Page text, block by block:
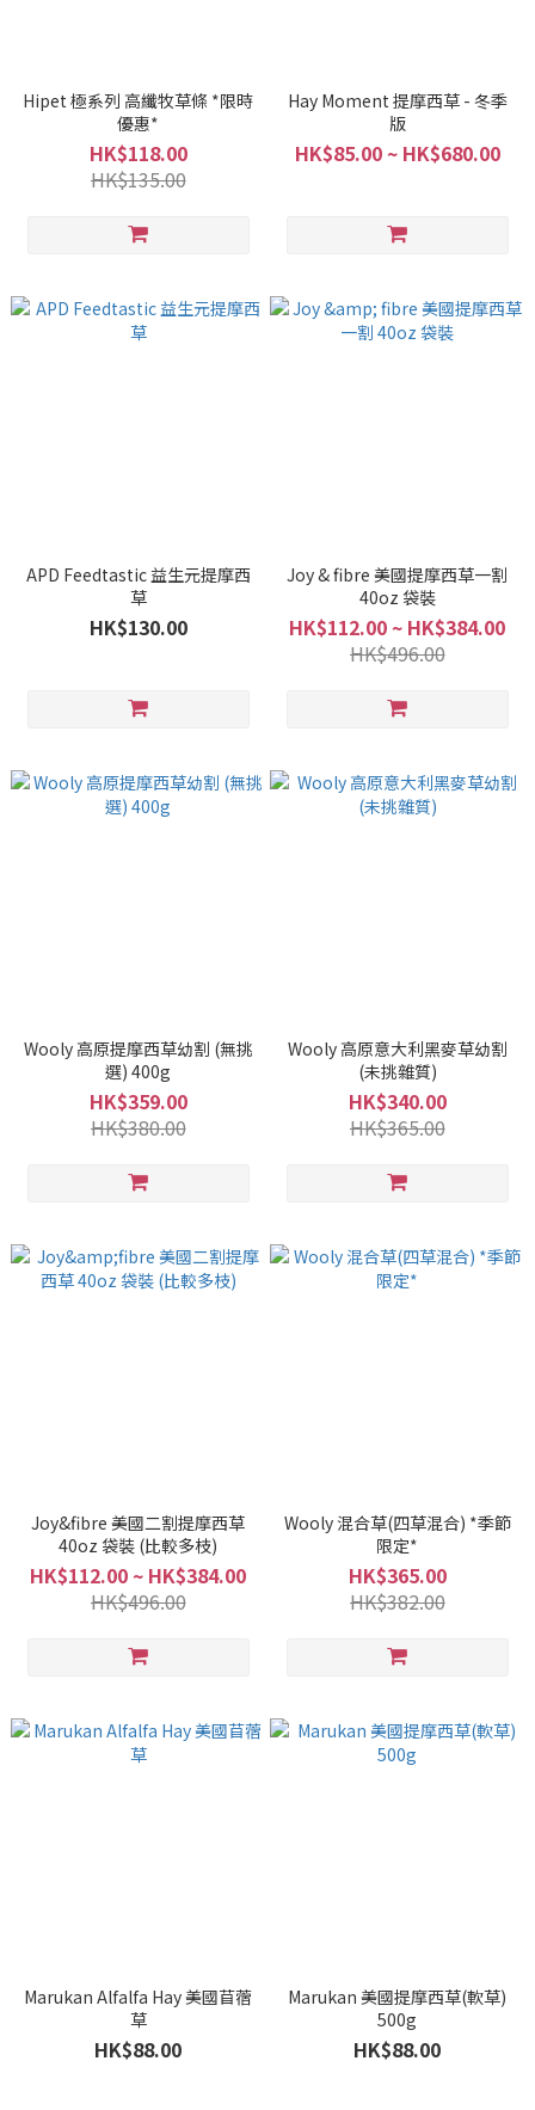
Hipet 極系列 高纖牧草條 *限時
優惠*
HK$118.00
HK$135.00
Hay Moment 提摩西草 - 冬季
版
HK$85.00 ~ HK$680.00
APD Feedtastic 益生元提摩西
草
HK$130.00
Joy & fibre 美國提摩西草一割
40oz 袋裝
HK$112.00 ~ HK$384.00
HK$496.00
Wooly 高原提摩西草幼割 (無挑
選) 400g
HK$359.00
HK$380.00
Wooly 高原意大利黑麥草幼割
(未挑雜質)
HK$340.00
HK$365.00
Joy&fibre 美國二割提摩西草
40oz 袋裝 (比較多枝)
HK$112.00 ~ HK$384.00
HK$496.00
Wooly 混合草(四草混合) *季節
限定*
HK$365.00
HK$382.00
Marukan Alfalfa Hay 美國苜蓿
草
HK$88.00
Marukan 美國提摩西草(軟草)
500g
HK$88.00